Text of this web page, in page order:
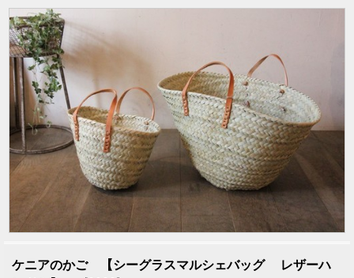
ケニアのかご 【シーグラスマルシェバッグ レザーハ